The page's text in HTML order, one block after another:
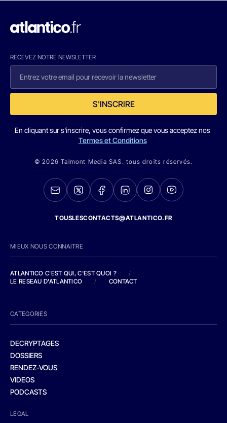
RECEVEZ NOTRE NEWSLETTER
S'INSCRIRE
En cliquant sur s'inscrire, vous confirmez que vous acceptez nos
Termes et Conditions
© 2026 Talmont Media SAS. tous droits réservés.
TOUSLESCONTACTS@ATLANTICO.FR
MIEUX NOUS CONNAITRE
ATLANTICO C'EST QUI, C'EST QUOI ?
/
LE RESEAU D'ATLANTICO
/ CONTACT
CATEGORIES
DECRYPTAGES
DOSSIERS
RENDEZ-VOUS
VIDEOS
PODCASTS
LEGAL